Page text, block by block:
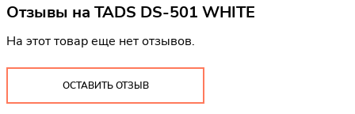
Отзывы на TADS DS-501 WHITE
На этот товар еще нет отзывов.
ОСТАВИТЬ ОТЗЫВ